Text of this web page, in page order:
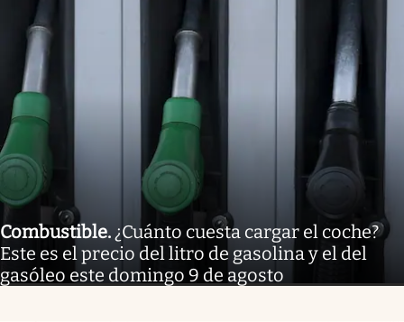
Combustible. ¿Cuánto cuesta cargar el coche?
Este es el precio del litro de gasolina y el del
gasóleo este domingo 9 de agosto